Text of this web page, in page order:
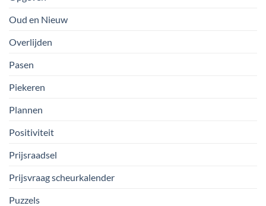
Oud en Nieuw
Overlijden
Pasen
Piekeren
Plannen
Positiviteit
Prijsraadsel
Prijsvraag scheurkalender
Puzzels